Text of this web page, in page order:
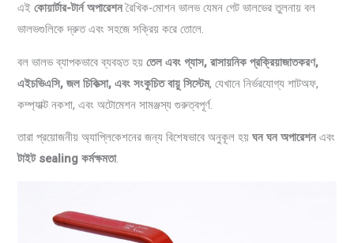
এইকোয়ার্টার-টার্ন অপারেশনরৈখিক-মোশন ভালভ যেমন গেট ভালভের তুলনায় বল
ভালভগুলিকে দ্রুত এবং সহজে সক্রিয় করে তোলে.
বল ভালভ ব্যাপকভাবে ব্যবহৃত হয়তেল এবং গ্যাস, রাসায়নিক প্রক্রিয়াজাতকরণ,
এইচভিএসি, জল চিকিত্সা, এবং সংকুচিত বায়ু সিস্টেম, যেখানে নির্ভরযোগ্য শাটঅফ,
কম্প্যাক্ট নকশা, এবং অটোমেশন সামঞ্জস্য গুরুত্বপূর্ণ.
তারা প্রয়োজনীয় অ্যাপ্লিকেশনের জন্য বিশেষভাবে অনুকূল হয়ঘন ঘন অপারেশনএবং
টাইট sealing কর্মক্ষমতা.